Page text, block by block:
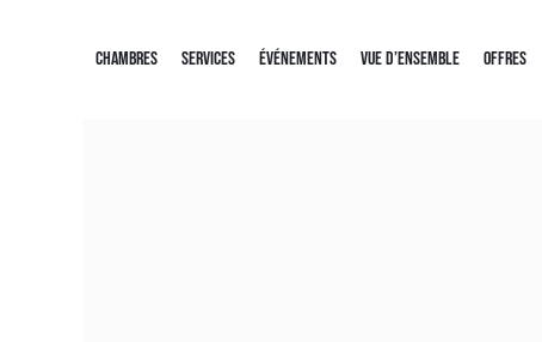
CHAMBRES SERVICES ÉVÉNEMENTS VUE D’ENSEMBLE OFFRES